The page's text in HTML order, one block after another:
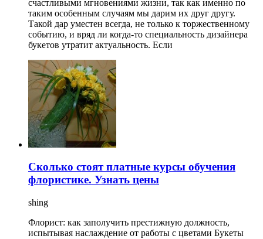
счастливыми мгновениями жизни, так как именно по
таким особенным случаям мы дарим их друг другу.
Такой дар уместен всегда, не только к торжественному
событию, и вряд ли когда-то специальность дизайнера
букетов утратит актуальность. Если
Сколько стоят платные курсы обучения
флористике. Узнать цены
shing
Флорист: как заполучить престижную должность,
испытывая наслаждение от работы с цветами Букеты